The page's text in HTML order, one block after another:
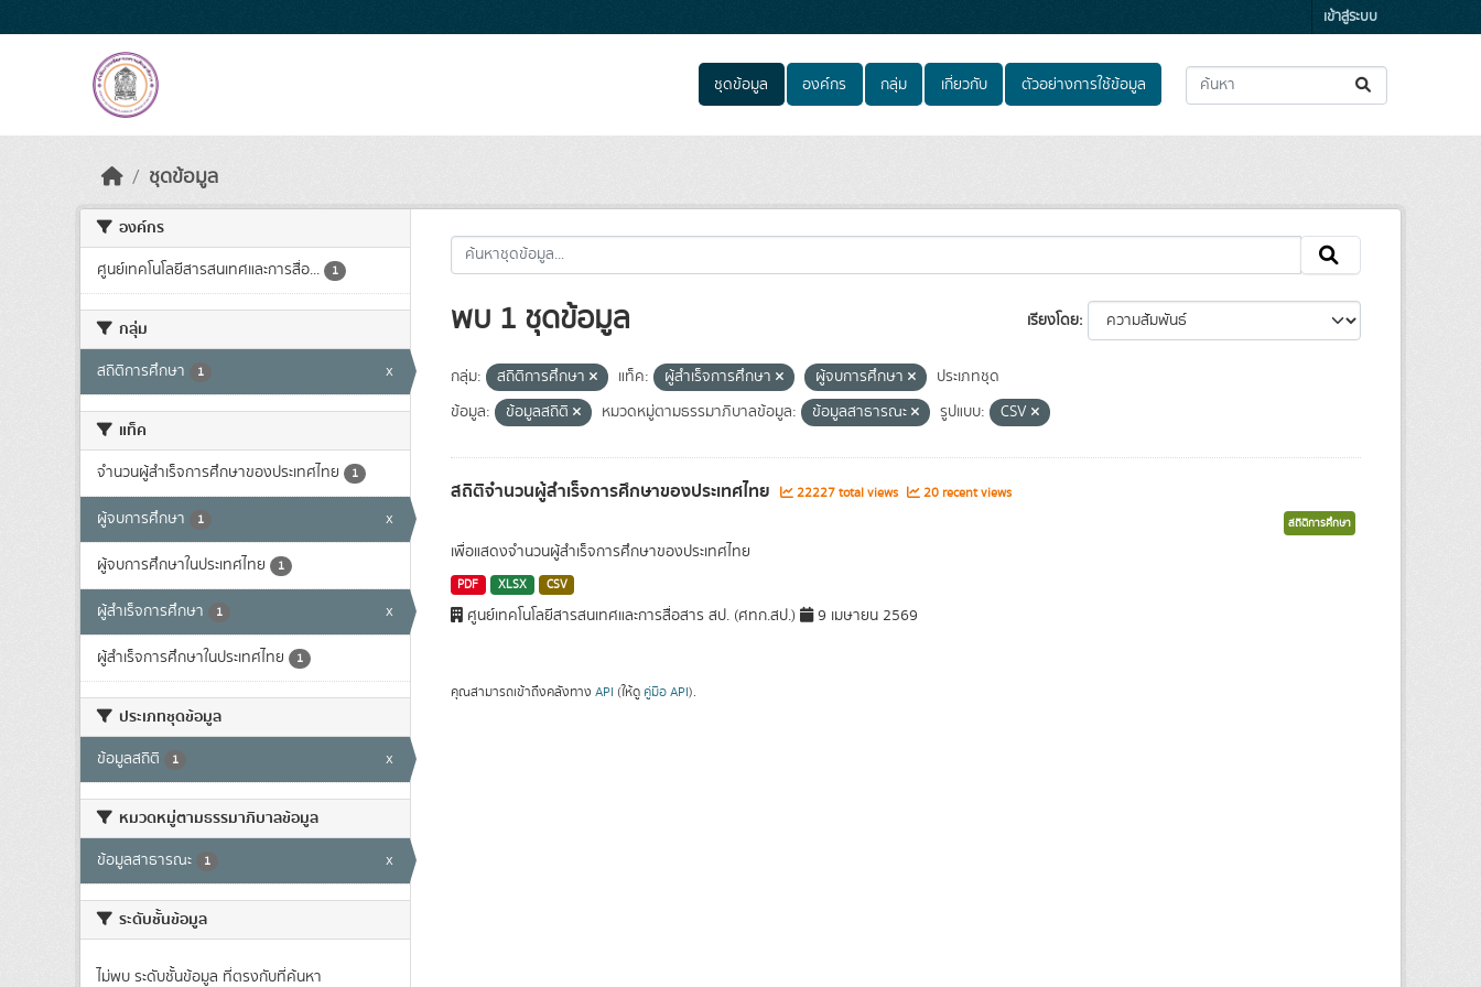
เข้าสู่ระบบ
ชุดข้อมูล องค์กร กลุ่ม เกี่ยวกับ ตัวอย่างการใช้ข้อมูล
ชุดข้อมูล
องค์กร
ศูนย์เทคโนโลยีสารสนเทศและการสื่อ... 1
กลุ่ม
สถิติการศึกษา 1 x
แท็ค
จำนวนผู้สำเร็จการศึกษาของประเทศไทย 1
ผู้จบการศึกษา 1 x
ผู้จบการศึกษาในประเทศไทย 1
ผู้สำเร็จการศึกษา 1 x
ผู้สำเร็จการศึกษาในประเทศไทย 1
ประเภทชุดข้อมูล
ข้อมูลสถิติ 1 x
หมวดหมู่ตามธรรมาภิบาลข้อมูล
ข้อมูลสาธารณะ 1 x
ระดับชั้นข้อมูล
ไม่พบ ระดับชั้นข้อมูล ที่ตรงกับที่ค้นหา
เรียงโดย
พบ 1 ชุดข้อมูล
กลุ่ม: สถิติการศึกษา แท็ค: ผู้สำเร็จการศึกษา ผู้จบการศึกษา
ประเภทชุด
ข้อมูล:
ข้อมูลสถิติ หมวดหมู่ตามธรรมาภิบาลข้อมูล: ข้อมูลสาธารณะ รูปแบบ: CSV
สถิติจำนวนผู้สำเร็จการศึกษาของประเทศไทย 22227 total views 20 recent views
สถิติการศึกษา
เพื่อแสดงจำนวนผู้สำเร็จการศึกษาของประเทศไทย
PDF XLSX CSV
ศูนย์เทคโนโลยีสารสนเทศและการสื่อสาร สป. (ศทก.สป.) 9 เมษายน 2569
คุณสามารถเข้าถึงคลังทาง API (ให้ดู คู่มือ API).